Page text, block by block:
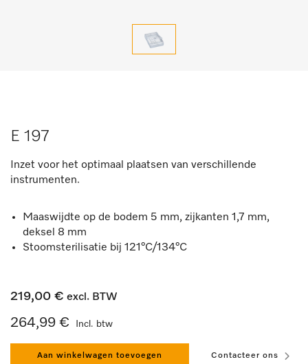
E 197
Inzet voor het optimaal plaatsen van verschillende
instrumenten.
Maaswijdte op de bodem 5 mm, zijkanten 1,7 mm,
deksel 8 mm
Stoomsterilisatie bij 121°C/134°C
219,00 € excl. BTW
264,99 € Incl. btw
Aan winkelwagen toevoegen Contacteer ons